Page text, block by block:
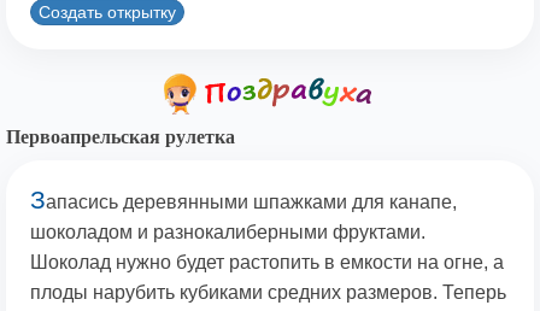
Создать открытку
Первоапрельская рулетка
Запасись деревянными шпажками для канапе,
шоколадом и разнокалиберными фруктами.
Шоколад нужно будет растопить в емкости на огне, а
плоды нарубить кубиками средних размеров. Теперь